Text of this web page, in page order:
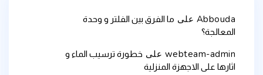
Abbouda على ما الفرق بين الفلتر و وحدة
المعالجة؟
webteam-admin على خطورة ترسيب الماء و
اثارها على الاجهزة المنزلية